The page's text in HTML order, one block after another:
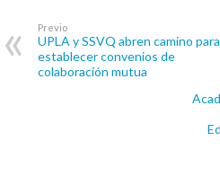
Previo
UPLA y SSVQ abren camino para
establecer convenios de
colaboración mutua